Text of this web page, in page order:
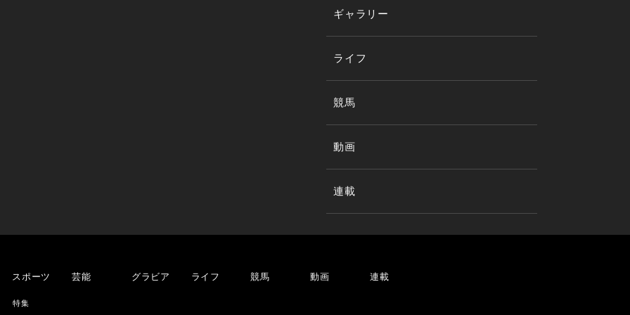
ギャラリー
ライフ
競馬
動画
連載
スポーツ
特集
芸能 グラビア ライフ 競馬 動画 連載